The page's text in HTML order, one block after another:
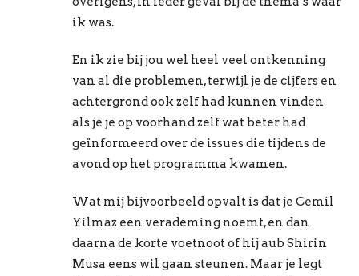
ik was.
En ik zie bij jou wel heel veel ontkenning
van al die problemen, terwijl je de cijfers en
achtergrond ook zelf had kunnen vinden
als je je op voorhand zelf wat beter had
geïnformeerd over de issues die tijdens de
avond op het programma kwamen.
Wat mij bijvoorbeeld opvalt is dat je Cemil
Yilmaz een verademing noemt, en dan
daarna de korte voetnoot of hij aub Shirin
Musa eens wil gaan steunen. Maar je legt